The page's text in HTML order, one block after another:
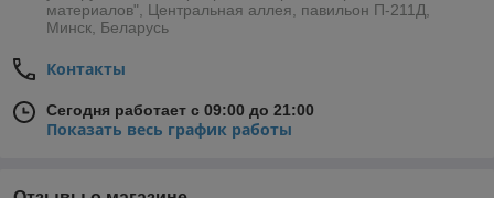
материалов", Центральная аллея, павильон П-211Д,
Минск, Беларусь
Контакты
Сегодня работает с 09:00 до 21:00
Показать весь график работы